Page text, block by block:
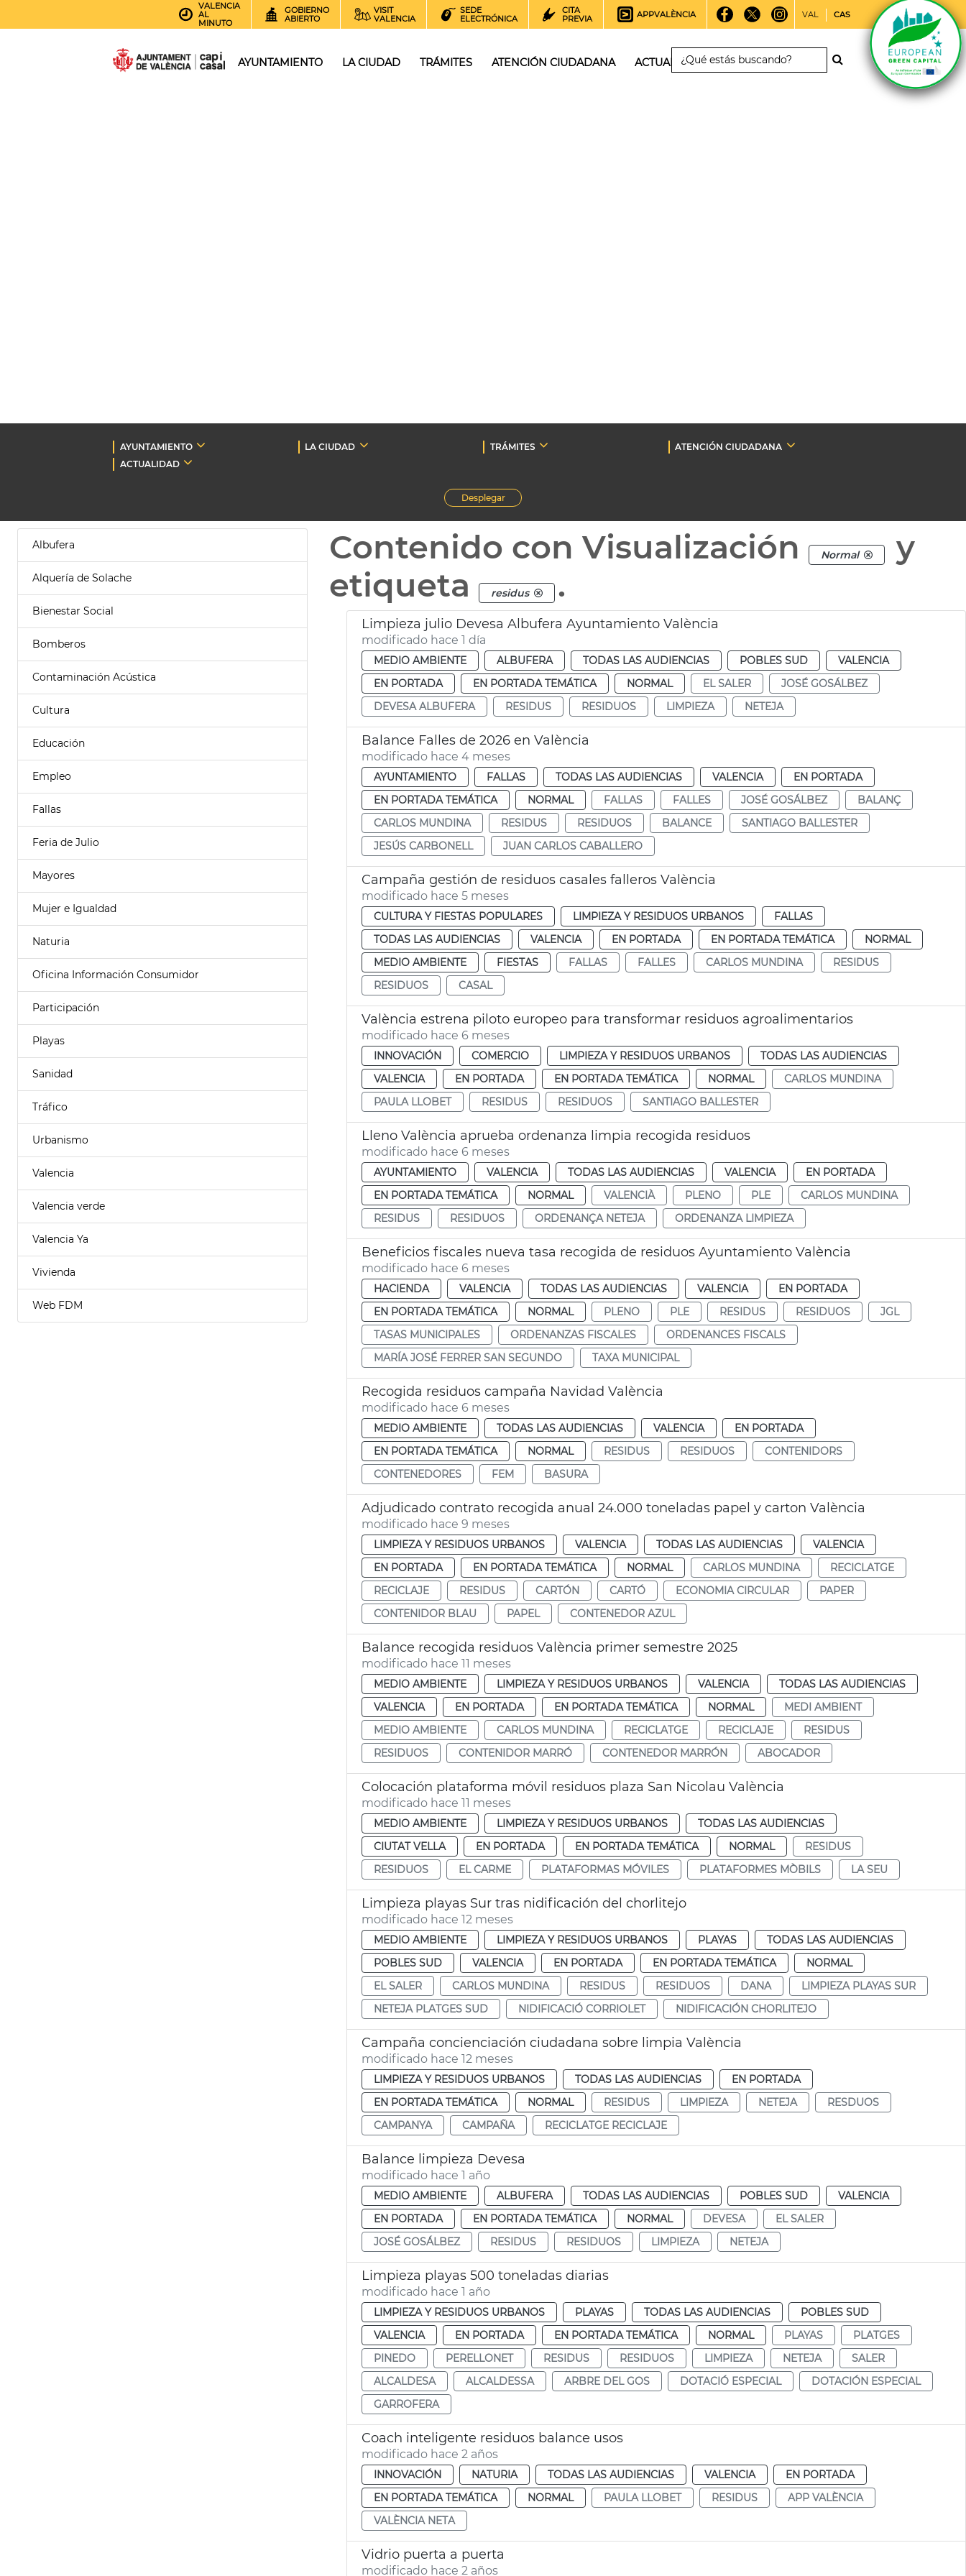
VALENCIA
AL
MINUTO
GOBIERNO
ABIERTO
VISIT
VALENCIA
SEDE
ELECTRÓNICA
CITA
PREVIA
APPVALÈNCIA VAL CAS
AYUNTAMIENTO LA CIUDAD TRÁMITES ATENCIÓN CIUDADANA ACTUALIDAD
AYUNTAMIENTO LA CIUDAD TRÁMITES
ATENCIÓN CIUDADANA
ACTUALIDAD
Desplegar
Albufera
Alquería de Solache
Bienestar Social
Bomberos
Contaminación Acústica
Cultura
Educación
Empleo
Fallas
Feria de Julio
Mayores
Mujer e Igualdad
Naturia
Oficina Información Consumidor
Participación
Playas
Sanidad
Tráfico
Urbanismo
Valencia
Valencia verde
Valencia Ya
Vivienda
Web FDM
Contenido con Visualización Normal
y
etiqueta
residus .
Limpieza julio Devesa Albufera Ayuntamiento València
modificado hace 1 día
MEDIO AMBIENTE ALBUFERA TODAS LAS AUDIENCIAS POBLES SUD
VALENCIA
EN PORTADA
EN PORTADA TEMÁTICA NORMAL EL SALER
JOSÉ GOSÁLBEZ
DEVESA ALBUFERA
RESIDUS RESIDUOS LIMPIEZA NETEJA
Balance Falles de 2026 en València
modificado hace 4 meses
AYUNTAMIENTO FALLAS TODAS LAS AUDIENCIAS VALENCIA
EN PORTADA
EN PORTADA TEMÁTICA
NORMAL FALLAS FALLES JOSÉ GOSÁLBEZ
BALANÇ
CARLOS MUNDINA
RESIDUS RESIDUOS BALANCE
SANTIAGO BALLESTER
JESÚS CARBONELL
JUAN CARLOS CABALLERO
Campaña gestión de residuos casales falleros València
modificado hace 5 meses
CULTURA Y FIESTAS POPULARES LIMPIEZA Y RESIDUOS URBANOS
FALLAS
TODAS LAS AUDIENCIAS
VALENCIA EN PORTADA EN PORTADA TEMÁTICA
NORMAL
MEDIO AMBIENTE
FIESTAS FALLAS FALLES CARLOS MUNDINA
RESIDUS
RESIDUOS
CASAL
València estrena piloto europeo para transformar residuos agroalimentarios
modificado hace 6 meses
INNOVACIÓN COMERCIO LIMPIEZA Y RESIDUOS URBANOS
TODAS LAS AUDIENCIAS
VALENCIA
EN PORTADA EN PORTADA TEMÁTICA NORMAL
CARLOS MUNDINA
PAULA LLOBET
RESIDUS RESIDUOS SANTIAGO BALLESTER
Lleno València aprueba ordenanza limpia recogida residuos
modificado hace 6 meses
AYUNTAMIENTO VALENCIA TODAS LAS AUDIENCIAS VALENCIA
EN PORTADA
EN PORTADA TEMÁTICA
NORMAL VALENCIÀ PLENO PLE
CARLOS MUNDINA
RESIDUS
RESIDUOS ORDENANÇA NETEJA ORDENANZA LIMPIEZA
Beneficios fiscales nueva tasa recogida de residuos Ayuntamiento València
modificado hace 6 meses
HACIENDA VALENCIA TODAS LAS AUDIENCIAS VALENCIA
EN PORTADA
EN PORTADA TEMÁTICA
NORMAL PLENO PLE RESIDUS RESIDUOS
JGL
TASAS MUNICIPALES
ORDENANZAS FISCALES
ORDENANCES FISCALS
MARÍA JOSÉ FERRER SAN SEGUNDO
TAXA MUNICIPAL
Recogida residuos campaña Navidad València
modificado hace 6 meses
MEDIO AMBIENTE TODAS LAS AUDIENCIAS VALENCIA
EN PORTADA
EN PORTADA TEMÁTICA
NORMAL RESIDUS RESIDUOS
CONTENIDORS
CONTENEDORES
FEM BASURA
Adjudicado contrato recogida anual 24.000 toneladas papel y carton València
modificado hace 9 meses
LIMPIEZA Y RESIDUOS URBANOS VALENCIA TODAS LAS AUDIENCIAS
VALENCIA
EN PORTADA
EN PORTADA TEMÁTICA NORMAL CARLOS MUNDINA
RECICLATGE
RECICLAJE
RESIDUS CARTÓN CARTÓ ECONOMIA CIRCULAR
PAPER
CONTENIDOR BLAU
PAPEL CONTENEDOR AZUL
Balance recogida residuos València primer semestre 2025
modificado hace 11 meses
MEDIO AMBIENTE LIMPIEZA Y RESIDUOS URBANOS VALENCIA
TODAS LAS AUDIENCIAS
VALENCIA
EN PORTADA EN PORTADA TEMÁTICA NORMAL
MEDI AMBIENT
MEDIO AMBIENTE
CARLOS MUNDINA RECICLATGE RECICLAJE
RESIDUS
RESIDUOS
CONTENIDOR MARRÓ CONTENEDOR MARRÓN ABOCADOR
Colocación plataforma móvil residuos plaza San Nicolau València
modificado hace 11 meses
MEDIO AMBIENTE LIMPIEZA Y RESIDUOS URBANOS
TODAS LAS AUDIENCIAS
CIUTAT VELLA
EN PORTADA EN PORTADA TEMÁTICA NORMAL
RESIDUS
RESIDUOS
EL CARME PLATAFORMAS MÓVILES PLATAFORMES MÒBILS LA SEU
Limpieza playas Sur tras nidificación del chorlitejo
modificado hace 12 meses
MEDIO AMBIENTE LIMPIEZA Y RESIDUOS URBANOS PLAYAS
TODAS LAS AUDIENCIAS
POBLES SUD
VALENCIA EN PORTADA EN PORTADA TEMÁTICA
NORMAL
EL SALER
CARLOS MUNDINA RESIDUS RESIDUOS DANA
LIMPIEZA PLAYAS SUR
NETEJA PLATGES SUD
NIDIFICACIÓ CORRIOLET NIDIFICACIÓN CHORLITEJO
Campaña concienciación ciudadana sobre limpia València
modificado hace 12 meses
LIMPIEZA Y RESIDUOS URBANOS TODAS LAS AUDIENCIAS
EN PORTADA
EN PORTADA TEMÁTICA
NORMAL RESIDUS LIMPIEZA NETEJA
RESDUOS
CAMPANYA
CAMPAÑA RECICLATGE RECICLAJE
Balance limpieza Devesa
modificado hace 1 año
MEDIO AMBIENTE ALBUFERA TODAS LAS AUDIENCIAS POBLES SUD
VALENCIA
EN PORTADA
EN PORTADA TEMÁTICA NORMAL DEVESA
EL SALER
JOSÉ GOSÁLBEZ
RESIDUS RESIDUOS LIMPIEZA NETEJA
Limpieza playas 500 toneladas diarias
modificado hace 1 año
LIMPIEZA Y RESIDUOS URBANOS PLAYAS TODAS LAS AUDIENCIAS
POBLES SUD
VALENCIA
EN PORTADA EN PORTADA TEMÁTICA NORMAL PLAYAS
PLATGES
PINEDO
PERELLONET RESIDUS RESIDUOS LIMPIEZA NETEJA
SALER
ALCALDESA
ALCALDESSA ARBRE DEL GOS DOTACIÓ ESPECIAL
DOTACIÓN ESPECIAL
GARROFERA
Coach inteligente residuos balance usos
modificado hace 2 años
INNOVACIÓN NATURIA TODAS LAS AUDIENCIAS VALENCIA
EN PORTADA
EN PORTADA TEMÁTICA
NORMAL PAULA LLOBET RESIDUS
APP VALÈNCIA
VALÈNCIA NETA
Vidrio puerta a puerta
modificado hace 2 años